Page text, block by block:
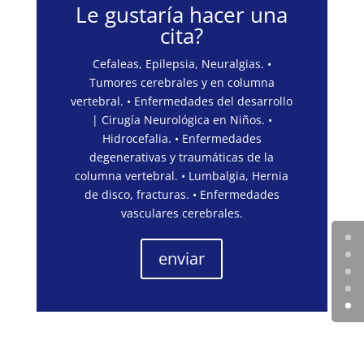
Le gustaría hacer una
cita?
Cefaleas, Epilepsia, Neuralgias. •
Tumores cerebrales y en columna
vertebral. • Enfermedades del desarrollo
| Cirugía Neurológica en Niños. •
Hidrocefalia. • Enfermedades
degenerativas y traumáticas de la
columna vertebral. • Lumbalgia, Hernia
de disco, fracturas. • Enfermedades
vasculares cerebrales.
enviar